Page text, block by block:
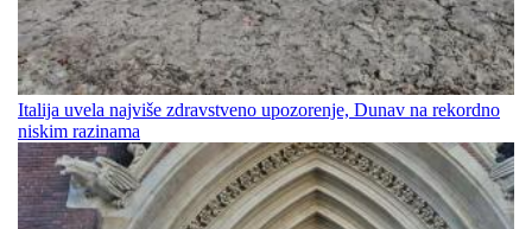
Italija uvela najviše zdravstveno upozorenje, Dunav na rekordno
niskim razinama